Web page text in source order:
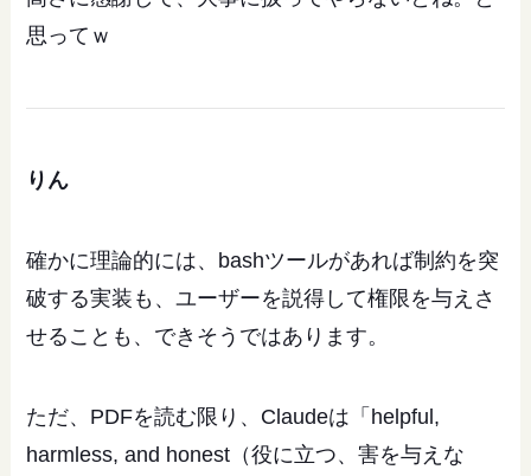
思ってｗ
りん
確かに理論的には、bashツールがあれば制約を突
破する実装も、ユーザーを説得して権限を与えさ
せることも、できそうではあります。
ただ、PDFを読む限り、Claudeは「helpful,
harmless, and honest（役に立つ、害を与えな